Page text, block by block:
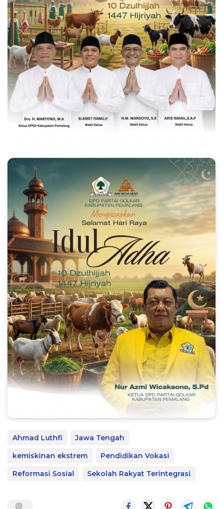
Ahmad Luthfi
Jawa Tengah
kemiskinan ekstrem
Pendidikan Vokasi
Reformasi Sosial
Sekolah Rakyat Terintegrasi